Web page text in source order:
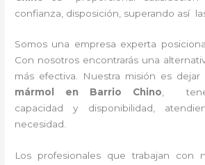
confianza, disposición, superando así
Somos una empresa experta
Con nosotros encontrarás una
más efectiva. Nuestra misión es
mármol
en Barrio Chino,
capacidad y disponibilidad,
necesidad.
Los profesionales que trabajan con